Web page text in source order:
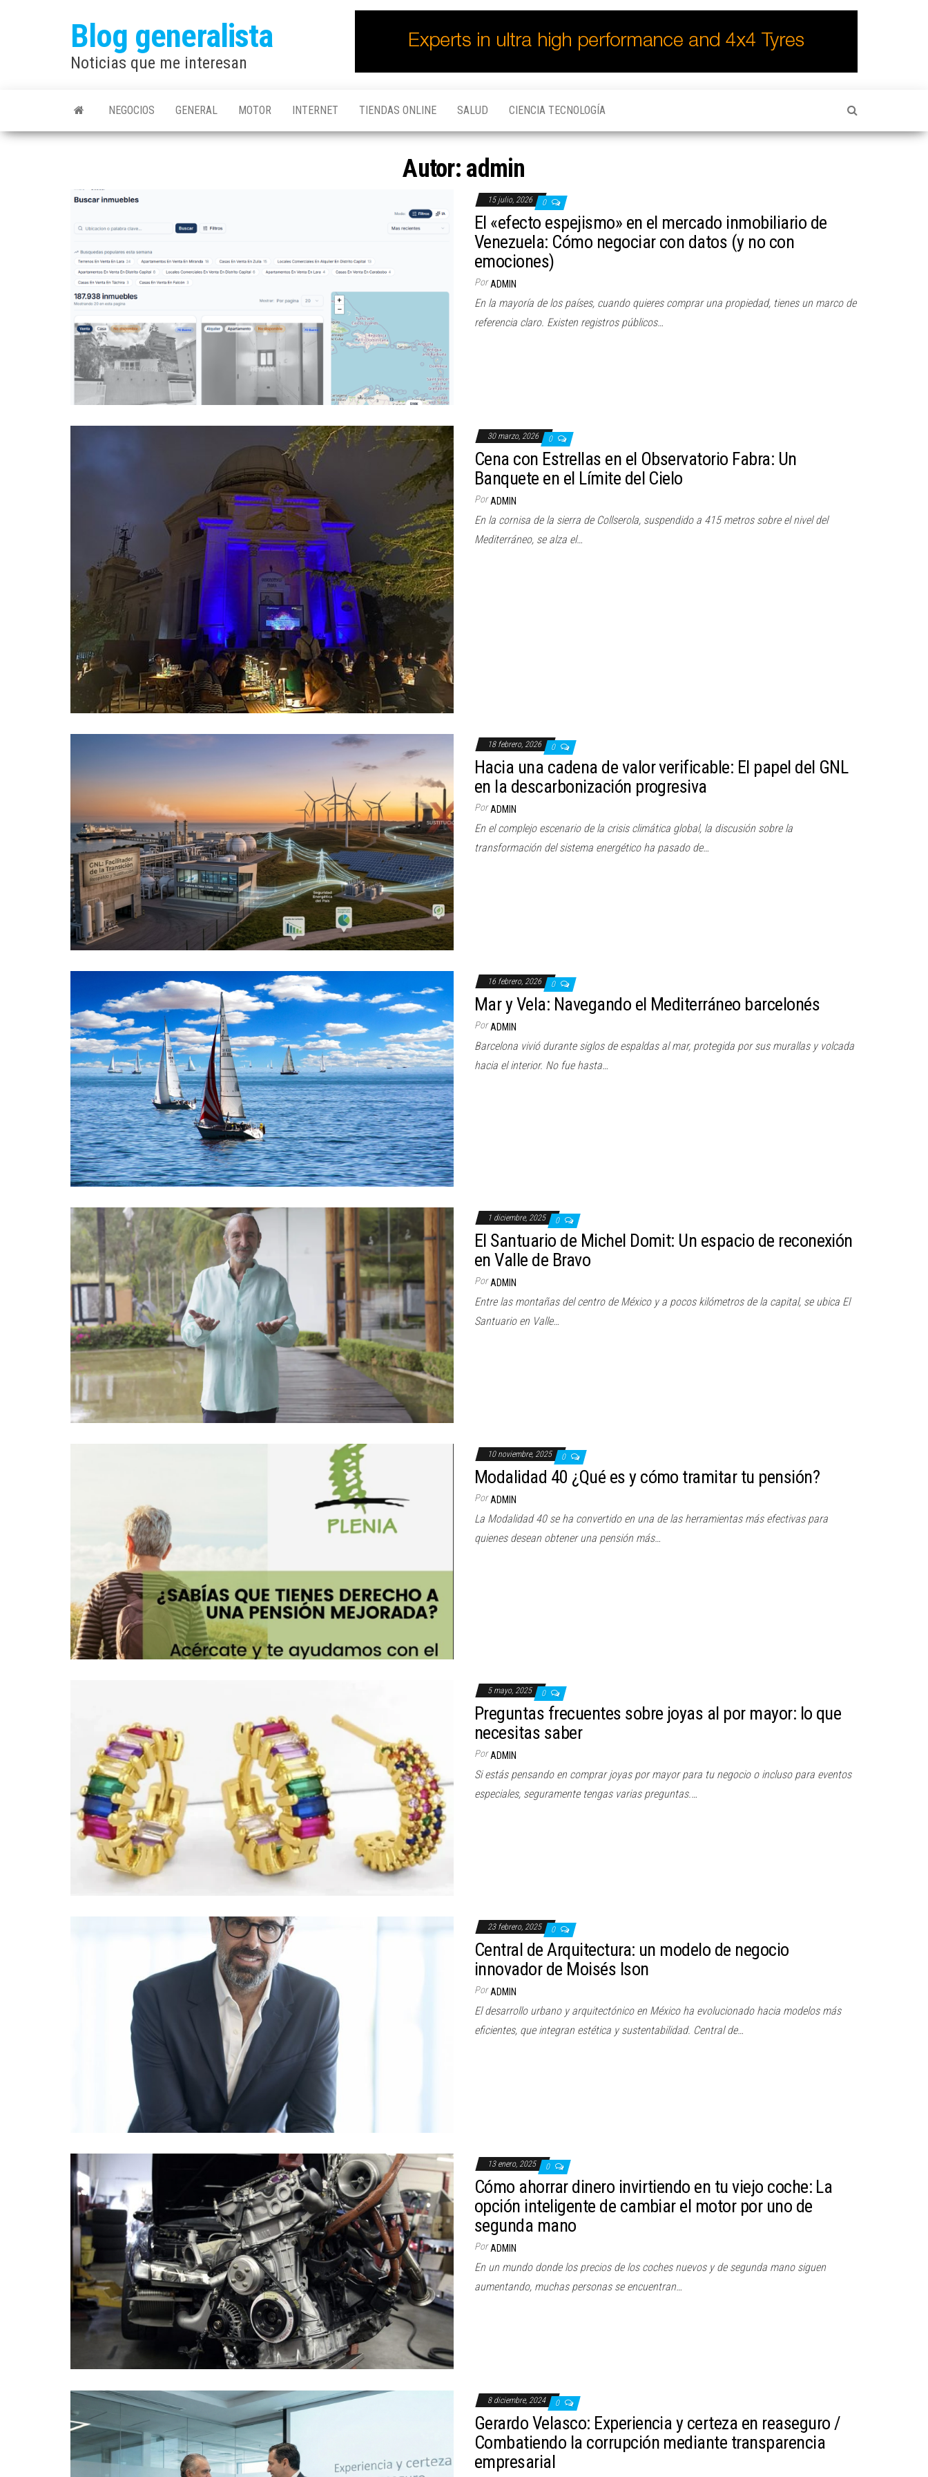
Blog generalista
Noticias que me interesan
NEGOCIOS GENERAL MOTOR INTERNET TIENDAS ONLINE SALUD CIENCIA TECNOLOGÍA
Autor: admin
15 julio, 2026 0
El «efecto espejismo» en el mercado inmobiliario de
Venezuela: Cómo negociar con datos (y no con
emociones)
Por ADMIN
En la mayoría de los países, cuando quieres comprar una propiedad, tienes un marco de
referencia claro. Existen registros públicos…
30 marzo, 2026 0
Cena con Estrellas en el Observatorio Fabra: Un
Banquete en el Límite del Cielo
Por ADMIN
En la cornisa de la sierra de Collserola, suspendido a 415 metros sobre el nivel del
Mediterráneo, se alza el…
18 febrero, 2026 0
Hacia una cadena de valor verificable: El papel del GNL
en la descarbonización progresiva
Por ADMIN
En el complejo escenario de la crisis climática global, la discusión sobre la
transformación del sistema energético ha pasado de…
16 febrero, 2026 0
Mar y Vela: Navegando el Mediterráneo barcelonés
Por ADMIN
Barcelona vivió durante siglos de espaldas al mar, protegida por sus murallas y volcada
hacia el interior. No fue hasta…
1 diciembre, 2025 0
El Santuario de Michel Domit: Un espacio de reconexión
en Valle de Bravo
Por ADMIN
Entre las montañas del centro de México y a pocos kilómetros de la capital, se ubica El
Santuario en Valle…
10 noviembre, 2025 0
Modalidad 40 ¿Qué es y cómo tramitar tu pensión?
Por ADMIN
La Modalidad 40 se ha convertido en una de las herramientas más efectivas para
quienes desean obtener una pensión más…
5 mayo, 2025 0
Preguntas frecuentes sobre joyas al por mayor: lo que
necesitas saber
Por ADMIN
Si estás pensando en comprar joyas por mayor para tu negocio o incluso para eventos
especiales, seguramente tengas varias preguntas.…
23 febrero, 2025 0
Central de Arquitectura: un modelo de negocio
innovador de Moisés Ison
Por ADMIN
El desarrollo urbano y arquitectónico en México ha evolucionado hacia modelos más
eficientes, que integran estética y sustentabilidad. Central de…
13 enero, 2025 0
Cómo ahorrar dinero invirtiendo en tu viejo coche: La
opción inteligente de cambiar el motor por uno de
segunda mano
Por ADMIN
En un mundo donde los precios de los coches nuevos y de segunda mano siguen
aumentando, muchas personas se encuentran…
8 diciembre, 2024 0
Gerardo Velasco: Experiencia y certeza en reaseguro /
Combatiendo la corrupción mediante transparencia
empresarial